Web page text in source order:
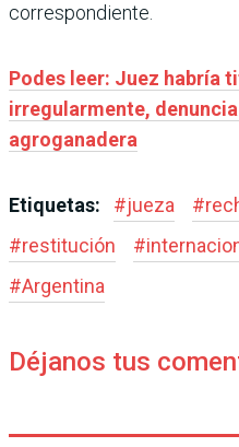
correspondiente.
Podes leer: Juez habría
irregularmente,
agroganadera
Etiquetas: #jueza #
#restitución #
#Argentina
Déjanos tus